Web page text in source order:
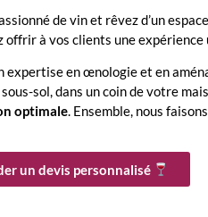
de vin et rêvez d’un
à vos clients une expérience
expertise en œnologie et en
sol, dans un coin de votre
optimale. Ensemble, nous
un devis personnalisé